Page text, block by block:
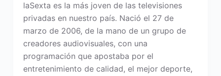
laSexta es la más joven de las televisiones
privadas en nuestro país. Nació el 27 de
marzo de 2006, de la mano de un grupo de
creadores audiovisuales, con una
programación que apostaba por el
entretenimiento de calidad, el mejor deporte,